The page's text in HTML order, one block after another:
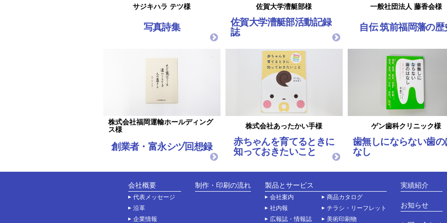
サジキハラ テツ様
写真詩集
佐賀大学漕艇部様
佐賀大学漕艇部活動記録
誌
一般社団法人 藤香会様
自伝 筑前福岡藩の歴
株式会社福岡運輸ホールディング
ス様
創業者・富永シヅ回想録
株式会社あったかい手様
赤ちゃんを育てるときに
知っておきたいこと
ゲン歯科クリニック様
歯無しにならない歯の
なし
会社概要
代表メッセージ
沿革
企業情報
制作・印刷の流れ 製品とサービス
会社案内
社内報
広報誌・情報誌
商品カタログ
チラシ・リーフレット
美術印刷物
実績紹介
お知らせ